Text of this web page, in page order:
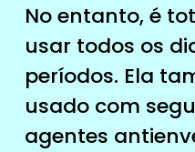
No entanto, é
usar todos os
períodos. Ela
usado com
agentes